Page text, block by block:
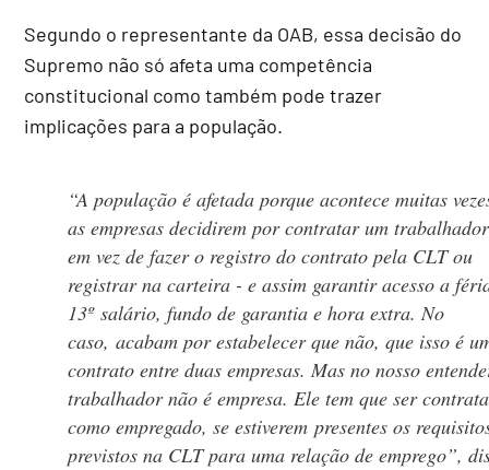
Segundo o representante da OAB, essa decisão do
Supremo não só afeta uma competência
constitucional como também pode trazer
implicações para a população.
“A população é afetada porque acontece muitas
as empresas decidirem por contratar um
em vez de fazer o registro do contrato pela CLT ou
registrar na carteira - e assim garantir acesso a
13º salário, fundo de garantia e hora extra. No
caso, acabam por estabelecer que não, que isso é
contrato entre duas empresas. Mas no nosso
trabalhador não é empresa. Ele tem que ser
como empregado, se estiverem presentes os
previstos na CLT para uma relação de emprego”,